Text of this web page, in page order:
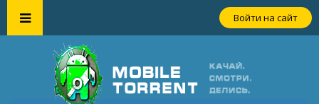
Войти на сайт